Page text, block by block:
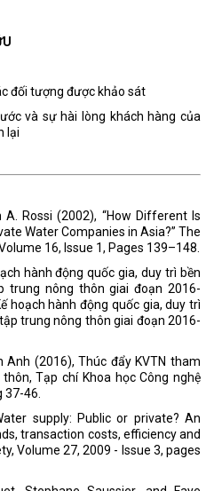
đối tượng được khảo sát
và sự hài lòng khách hàng của
lại
Rossi (2002), “How Different Is
Water Companies in Asia?” The
16, Issue 1, Pages 139–148.
hành động quốc gia, duy trì bền
trung nông thôn giai đoạn 2016-
hoạch hành động quốc gia, duy trì
trung nông thôn giai đoạn 2016-
Anh (2016), Thúc đẩy KVTN tham
Tạp chí Khoa học Công nghệ
46.
supply: Public or private? An
transaction costs, efficiency and
Volume 27, 2009 - Issue 3, pages